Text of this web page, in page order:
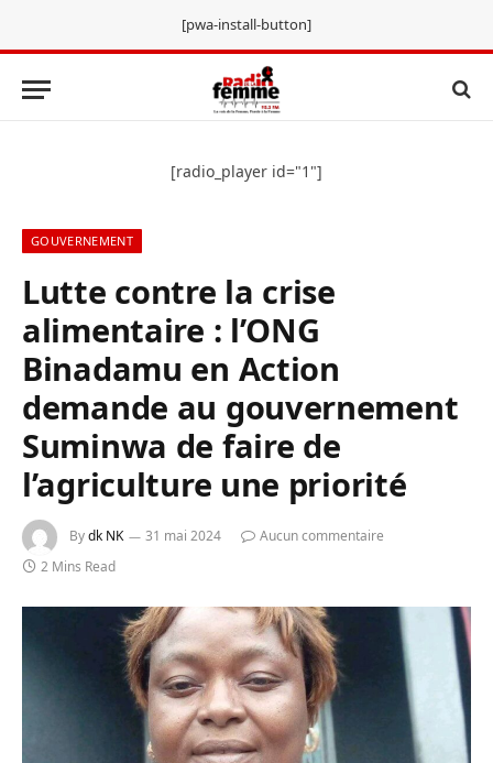
[pwa-install-button]
[radio_player id="1"]
GOUVERNEMENT
Lutte contre la crise
alimentaire : l’ONG
Binadamu en Action
demande au gouvernement
Suminwa de faire de
l’agriculture une priorité
Bydk NK 31 mai 2024
Aucun commentaire
2 Mins Read